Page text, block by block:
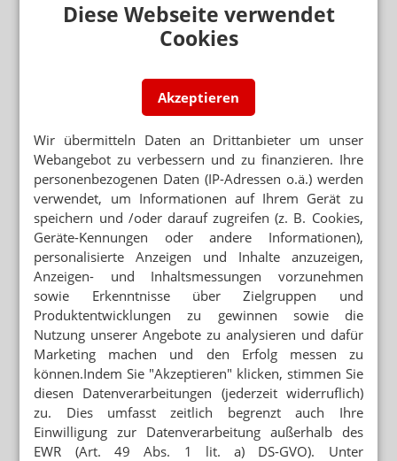
Diese Webseite verwendet
Cookies
Akzeptieren
Wir übermitteln Daten an Drittanbieter um unser
Webangebot zu verbessern und zu finanzieren. Ihre
personenbezogenen Daten (IP-Adressen o.ä.) werden
verwendet, um Informationen auf Ihrem Gerät zu
speichern und /oder darauf zugreifen (z. B. Cookies,
Geräte-Kennungen oder andere Informationen),
personalisierte Anzeigen und Inhalte anzuzeigen,
Anzeigen- und Inhaltsmessungen vorzunehmen
sowie Erkenntnisse über Zielgruppen und
Produktentwicklungen zu gewinnen sowie die
Nutzung unserer Angebote zu analysieren und dafür
Marketing machen und den Erfolg messen zu
können.Indem Sie "Akzeptieren" klicken, stimmen Sie
diesen Datenverarbeitungen (jederzeit widerruflich)
zu. Dies umfasst zeitlich begrenzt auch Ihre
Einwilligung zur Datenverarbeitung außerhalb des
EWR (Art. 49 Abs. 1 lit. a) DS-GVO). Unter
•Physiologische Veränderungen Pharmakokinetik & -
•Beratung von OTC-Arzneimitteln für Ihre betagten
•Ansprache & Kommunikation
zum Webinar
PHOENIX Pharmahandel GmbH & Co KG
Pfingstweidstraße 10–12
68199 Mannheim
Telefon: +49 (0) 621 8505 0
E-Mail:
phoenixakademie@phoenix-online.de
Internet:http://www.PHOENIXAKADEMIE.de
Newsletter